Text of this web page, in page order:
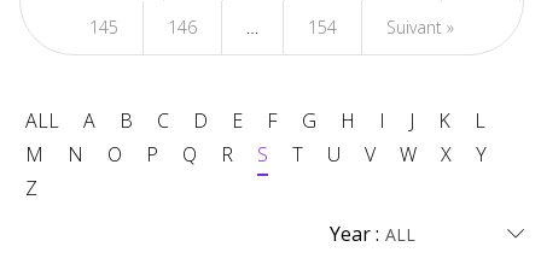
145 146 … 154 Suivant »
ALL A B C D E F G H I J K
L
M
N O P Q R S T U V W X
Y
Z
Year :